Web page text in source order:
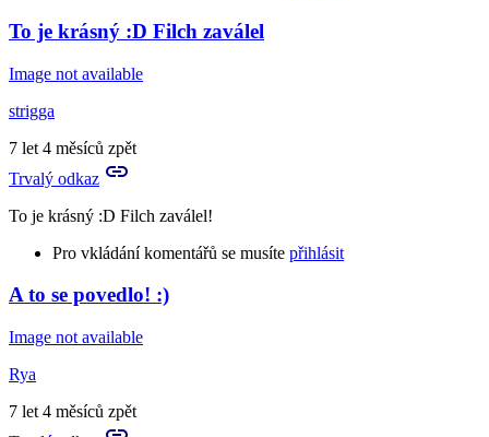
To je krásný :D Filch zaválel
Image not available
strigga
7 let 4 měsíců zpět
Trvalý odkaz
To je krásný :D Filch zaválel!
Pro vkládání komentářů se musíte přihlásit
A to se povedlo! :)
Image not available
Rya
7 let 4 měsíců zpět